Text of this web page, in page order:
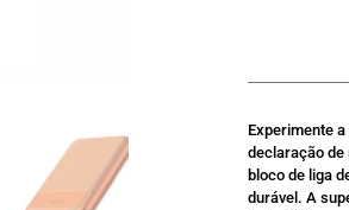
Experimente
declaração
bloco de liga
durável. A